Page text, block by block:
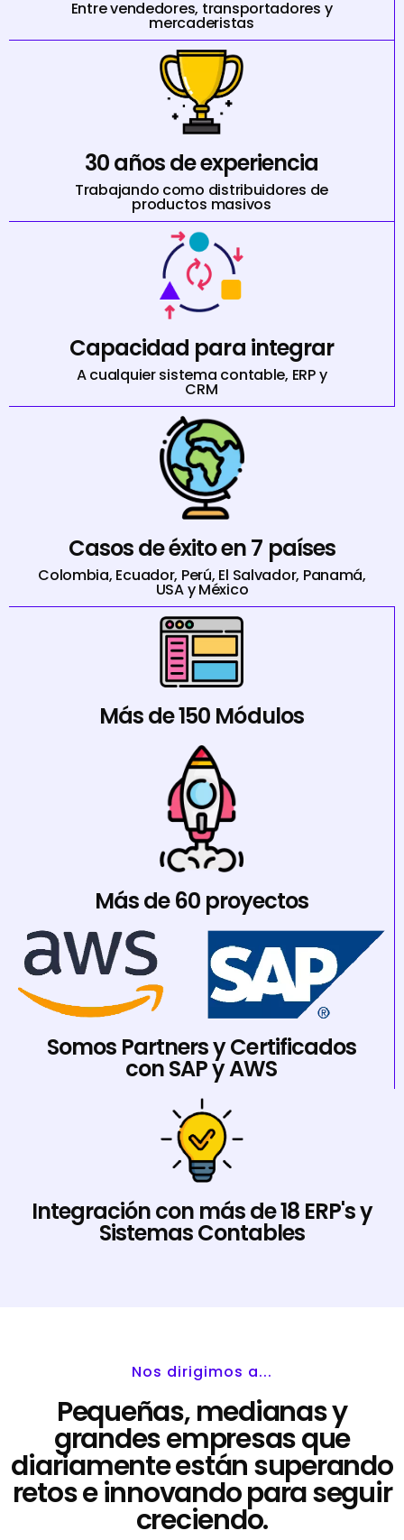
Entre vendedores, transportadores y
mercaderistas
30 años de experiencia
Trabajando como distribuidores de
productos masivos
Capacidad para integrar
A cualquier sistema contable, ERP y
CRM
Casos de éxito en 7 países
Colombia, Ecuador, Perú, El Salvador, Panamá,
USA y México
Más de 150 Módulos
Más de 60 proyectos
Somos Partners y Certificados
con SAP y AWS
Integración con más de 18 ERP's y
Sistemas Contables
Nos dirigimos a...
Pequeñas, medianas y
grandes empresas que
diariamente están superando
retos e innovando para seguir
creciendo.